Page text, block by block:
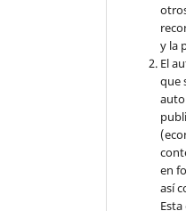
y la
El
que
en
así